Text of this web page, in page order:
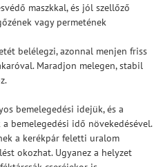
maszkkal, és jól szellőző
vagy permetének
belélegzi, azonnal menjen friss
Maradjon melegen, stabil
bemelegedési idejük, és a
bemelegedési idő növekedésével.
a kerékpár feletti uralom
okozhat. Ugyanez a helyzet